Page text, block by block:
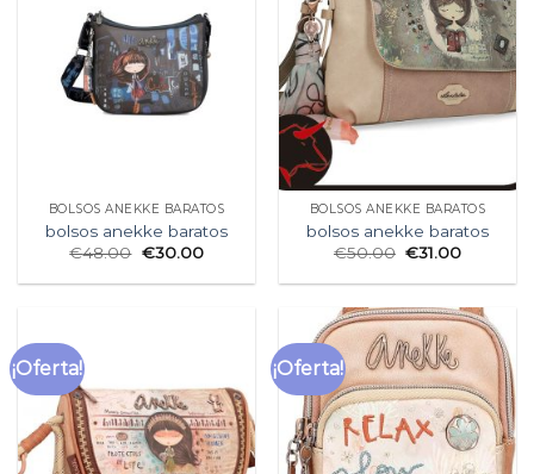
BOLSOS ANEKKE BARATOS
bolsos anekke baratos
€48.00 €30.00
BOLSOS ANEKKE BARATOS
bolsos anekke baratos
€50.00 €31.00
¡Oferta! ¡Oferta!